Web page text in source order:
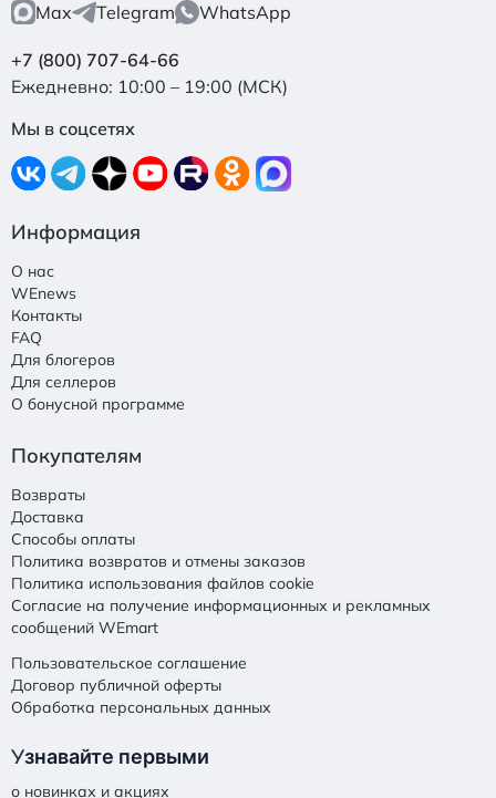
Max Telegram WhatsApp
+7 (800) 707-64-66
Ежедневно: 10:00 – 19:00 (МСК)
Мы в соцсетях
Информация
О нас
WEnews
Контакты
FAQ
Для блогеров
Для селлеров
О бонусной программе
Покупателям
Возвраты
Доставка
Способы оплаты
Политика возвратов и отмены заказов
Политика использования файлов cookie
Согласие на получение информационных и рекламных
сообщений WEmart
Пользовательское соглашение
Договор публичной оферты
Обработка персональных данных
Узнавайте первыми
о новинках и акциях